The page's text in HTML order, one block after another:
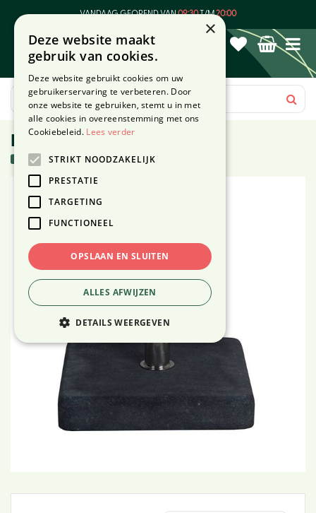
VANDAAG GEOPEND VAN09:30T/M20:00
29 stuks in voorraad
×
Deze website maakt
gebruik van cookies.
Deze website gebruikt cookies om uw
gebruikerservaring te verbeteren. Door
onze website te gebruiken, stemt u in met
alle cookies in overeenstemming met ons
Cookiebeleid. Lees verder
STRIKT NOODZAKELIJK
PRESTATIE
TARGETING
FUNCTIONEEL
OPSLAAN EN SLUITEN
ALLES AFWIJZEN
DETAILS WEERGEVEN